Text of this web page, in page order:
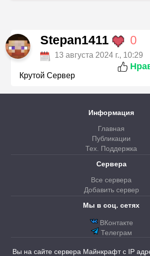
Stepan1411 0
13 августа 2024 г., 10:29
Крутой Сервер
Информация
Главная
Публикации
Тех. Поддержка
Сервера
Все сервера
Добавить сервер
Мы в соц. сетях
ВКонтакте
Телеграм
Вы на сайте сервера Майнкрафт с IP